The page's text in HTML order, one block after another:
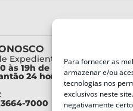
Para fornecer as
armazenar e/ou
tecnologias nos
exclusivos neste
negativamente
Expediente:
às 19h de Segunda a
24 horas diariamente
7000